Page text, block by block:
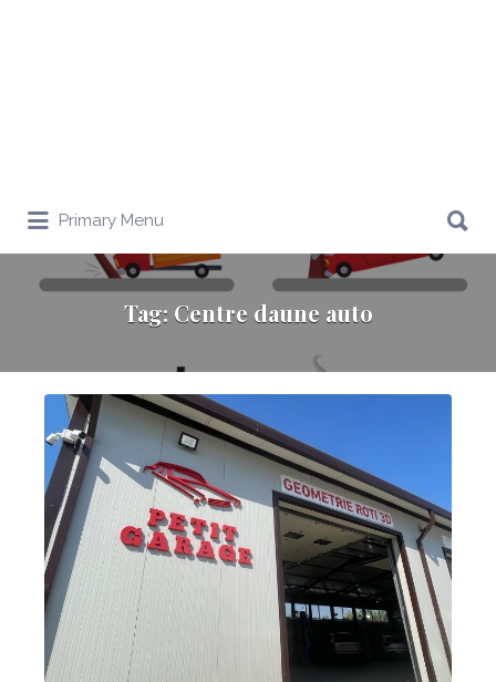
Primary Menu
for:
Tag: Centre daune auto